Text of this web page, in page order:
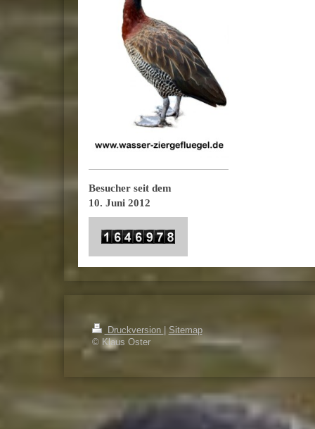
Besucher seit dem
10. Juni 2012
Druckversion
Sitemap
© Klaus Oster